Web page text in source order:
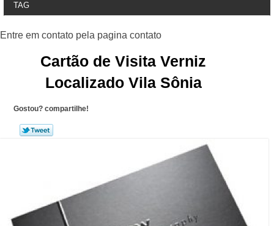
TAG
Cartão de Visita Verniz
Localizado Vila Sônia
Gostou? compartilhe!